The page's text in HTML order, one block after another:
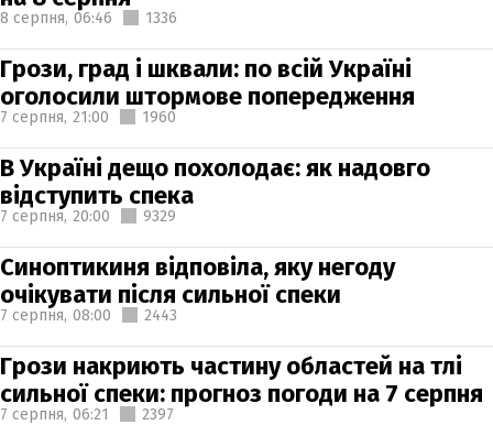
8 серпня, 06:46 1336
Грози, град і шквали: по всій Україні
оголосили штормове попередження
7 серпня, 21:00 1960
В Україні дещо похолодає: як надовго
відступить спека
7 серпня, 20:00 9329
Синоптикиня відповіла, яку негоду
очікувати після сильної спеки
7 серпня, 08:00 2443
Грози накриють частину областей на тлі
сильної спеки: прогноз погоди на 7 серпня
7 серпня, 06:21 2397